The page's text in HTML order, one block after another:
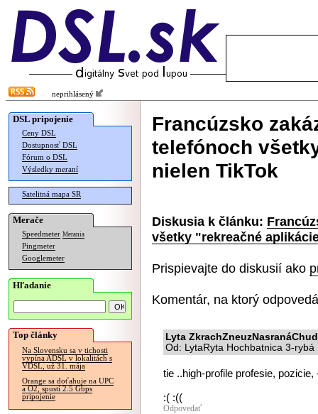
neprihlásený
DSL pripojenie
Ceny DSL
Dostupnosť DSL
Fórum o DSL
Výsledky meraní
Satelitná mapa SR
Merače
Speedmeter Merania
Pingmeter
Googlemeter
Hľadanie
Top články
Na Slovensku sa v tichosti
vypína ADSL v lokalitách s
VDSL, už 31. mája
Orange sa doťahuje na UPC
a O2, spustí 2.5 Gbps
pripojenie
Francúzsko
telefónoch
nielen TikTok
Diskusia k článku:
všetky "rekreačné
Prispievajte do diskusií ako
Komentár, na ktorý
Lyta
Od: LytaRyta Hochbatnica 3-
tie ..high-profile profesie,
:( :((
Odpovedať